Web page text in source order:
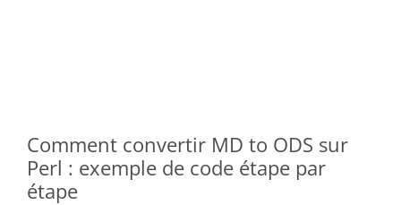
Comment convertir MD to ODS sur
Perl : exemple de code étape par
étape